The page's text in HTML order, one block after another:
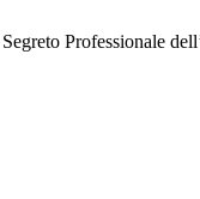
Professionale